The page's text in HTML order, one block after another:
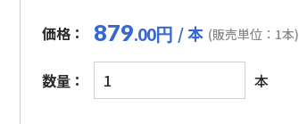
価格： 879.00円 / 本 (販売単位：1本)
数量：
壁
用
本